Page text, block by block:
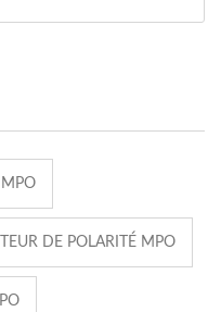
MPO
DE POLARITÉ MPO